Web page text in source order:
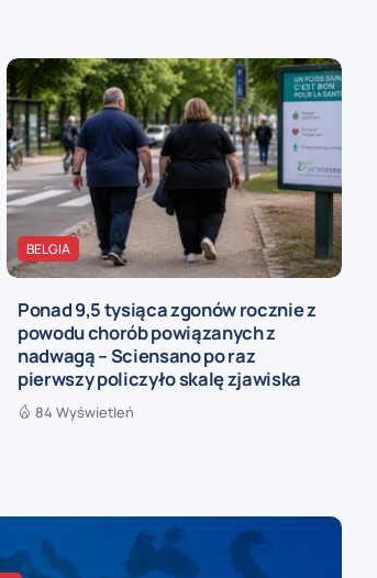
BELGIA
Ponad 9,5 tysiąca zgonów rocznie z
powodu chorób powiązanych z
nadwagą – Sciensano po raz
pierwszy policzyło skalę zjawiska
84 Wyświetleń